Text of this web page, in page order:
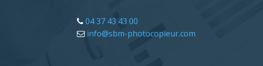
04 37 43 43 00
info@sbm-photocopieur.com